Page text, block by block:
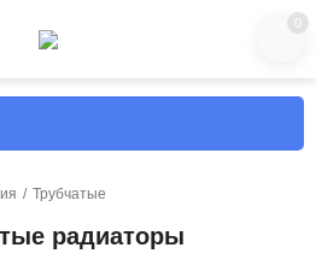
0
/ Трубчатые
радиаторы